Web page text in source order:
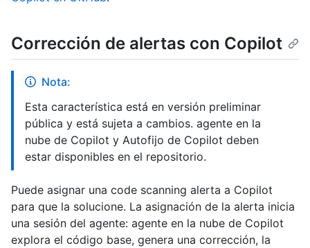
Corrección de alertas con Copilot
Nota:
Esta característica está en versión preliminar
pública y está sujeta a cambios. agente en la
nube de Copilot y Autofijo de Copilot deben
estar disponibles en el repositorio.
Puede asignar una code scanning alerta a Copilot
para que la solucione. La asignación de la alerta inicia
una sesión del agente: agente en la nube de Copilot
explora el código base, genera una corrección, la